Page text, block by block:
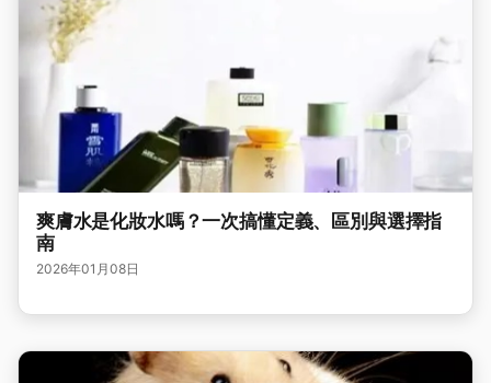
爽膚水是化妝水嗎？一次搞懂定義、區別與選擇指
南
2026年01月08日